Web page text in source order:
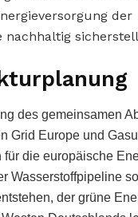
der
nachhaltig
des gemeinsamen
Grid Europe und
die europäische
Wasserstoffpipeline
der grüne